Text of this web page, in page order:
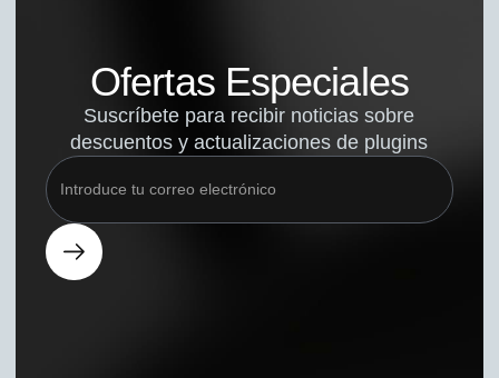
Ofertas Especiales
Suscríbete para recibir noticias sobre
descuentos y actualizaciones de plugins